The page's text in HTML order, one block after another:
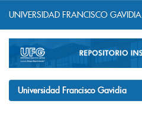
navigation
UNIVERSIDAD FRANCISCO GAVIDIA
Universidad Francisco Gavidia